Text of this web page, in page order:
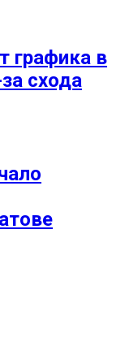
графика в
схода